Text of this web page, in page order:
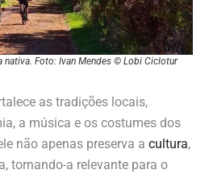
nativa. Foto: Ivan Mendes © Lobi Ciclotur
as tradições locais,
a música e os costumes dos
não apenas preserva a cultura,
tornando-a relevante para o